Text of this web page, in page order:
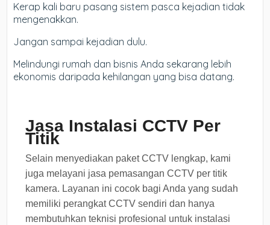
Kerap kali baru pasang sistem pasca kejadian tidak
mengenakkan.
Jangan sampai kejadian dulu.
Melindungi rumah dan bisnis Anda sekarang lebih
ekonomis daripada kehilangan yang bisa datang.
Jasa Instalasi CCTV Per
Titik
Selain menyediakan paket CCTV lengkap, kami
juga melayani jasa pemasangan CCTV per titik
kamera. Layanan ini cocok bagi Anda yang sudah
memiliki perangkat CCTV sendiri dan hanya
membutuhkan teknisi profesional untuk instalasi